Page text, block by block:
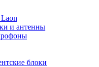
и антенны
блоки